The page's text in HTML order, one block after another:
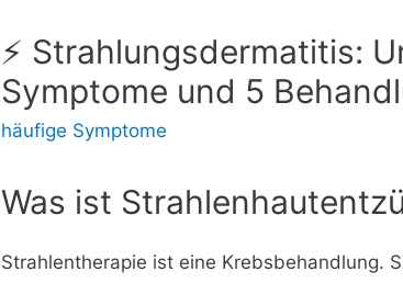
⚡ Strahlungsdermatitis:
Symptome und 5
häufige Symptome
Was ist
Strahlentherapie ist eine Krebsbehandlung.